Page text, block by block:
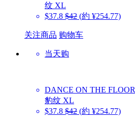
纹 XL
$37.8 $42 (約 ¥254.77)
关注商品 购物车
当天购
DANCE ON THE FLOOR
豹纹 XL
$37.8 $42 (約 ¥254.77)